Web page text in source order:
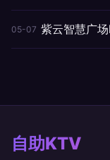
05-07 紫云智慧广
自助KTV